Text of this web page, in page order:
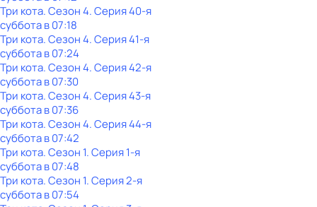
Три кота. Сезон 4. Серия 40-я
субботав07:18
Три кота. Сезон 4. Серия 41-я
субботав07:24
Три кота. Сезон 4. Серия 42-я
субботав07:30
Три кота. Сезон 4. Серия 43-я
субботав07:36
Три кота. Сезон 4. Серия 44-я
субботав07:42
Три кота. Сезон 1. Серия 1-я
субботав07:48
Три кота. Сезон 1. Серия 2-я
субботав07:54